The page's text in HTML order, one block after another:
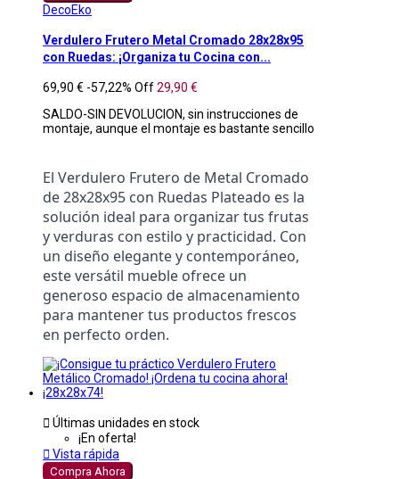
DecoEko
Verdulero Frutero Metal Cromado 28x28x95
con Ruedas: ¡Organiza tu Cocina con...
69,90 € -57,22% Off29,90 €
SALDO-SIN DEVOLUCION, sin instrucciones de
montaje, aunque el montaje es bastante sencillo
El Verdulero Frutero de Metal Cromado
de 28x28x95 con Ruedas Plateado es la
solución ideal para organizar tus frutas
y verduras con estilo y practicidad. Con
un diseño elegante y contemporáneo,
este versátil mueble ofrece un
generoso espacio de almacenamiento
para mantener tus productos frescos
en perfecto orden.
 Últimas unidades en stock
¡En oferta!
 Vista rápida
Compra Ahora